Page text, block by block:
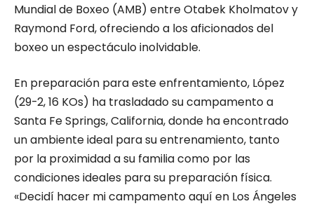
Mundial de Boxeo (AMB) entre Otabek Kholmatov y
Raymond Ford, ofreciendo a los aficionados del
boxeo un espectáculo inolvidable.
En preparación para este enfrentamiento, López
(29-2, 16 KOs) ha trasladado su campamento a
Santa Fe Springs, California, donde ha encontrado
un ambiente ideal para su entrenamiento, tanto
por la proximidad a su familia como por las
condiciones ideales para su preparación física.
«Decidí hacer mi campamento aquí en Los Ángeles